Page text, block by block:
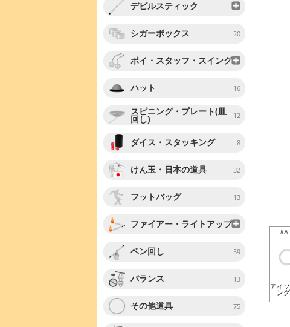
デビルスティック
シガーボックス 20
ポイ・スタッフ・スイング
ハット 16
スピニング・プレート(皿
回し) 12
ダイス・スタッキング 8
けん玉・日本の道具 32
フットバッグ 13
ファイアー・ライトアップ
ペン回し 59
バランス 13
その他道具 75
アイ
ン